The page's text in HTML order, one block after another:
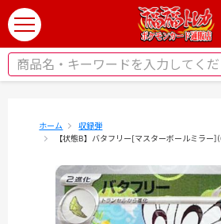
t
o
g
ホーム
収録弾
【状態B】バタフリー[マスターボールミラー